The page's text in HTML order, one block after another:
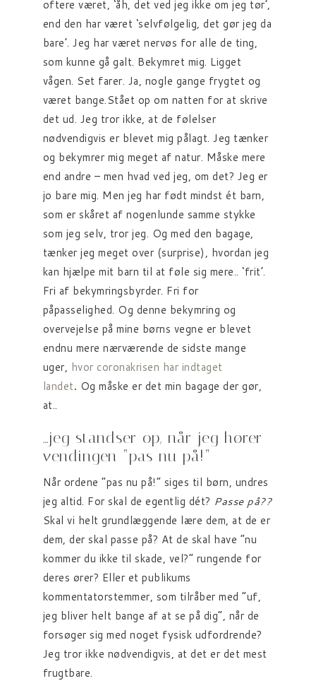
oftere været, ‘åh, det ved jeg ikke om jeg tør’,
end den har været ‘selvfølgelig, det gør jeg da
bare’. Jeg har været nervøs for alle de ting,
som kunne gå galt. Bekymret mig. Ligget
vågen. Set farer. Ja, nogle gange frygtet og
været bange.Stået op om natten for at skrive
det ud. Jeg tror ikke, at de følelser
nødvendigvis er blevet mig pålagt. Jeg tænker
og bekymrer mig meget af natur. Måske mere
end andre – men hvad ved jeg, om det? Jeg er
jo bare mig. Men jeg har født mindst ét barn,
som er skåret af nogenlunde samme stykke
som jeg selv, tror jeg. Og med den bagage,
tænker jeg meget over (surprise), hvordan jeg
kan hjælpe mit barn til at føle sig mere.. ‘frit’.
Fri af bekymringsbyrder. Fri for
påpasselighed. Og denne bekymring og
overvejelse på mine børns vegne er blevet
endnu mere nærværende de sidste mange
uger, hvor coronakrisen har indtaget
landet. Og måske er det min bagage der gør,
at..
…jeg standser op, når jeg hører
vendingen “pas nu på!”
Når ordene “pas nu på!” siges til børn, undres
jeg altid. For skal de egentlig dét? Passe på??
Skal vi helt grundlæggende lære dem, at de er
dem, der skal passe på? At de skal have “nu
kommer du ikke til skade, vel?” rungende for
deres ører? Eller et publikums
kommentatorstemmer, som tilråber med “uf,
jeg bliver helt bange af at se på dig”, når de
forsøger sig med noget fysisk udfordrende?
Jeg tror ikke nødvendigvis, at det er det mest
frugtbare.